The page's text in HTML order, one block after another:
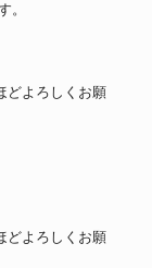
。
どよろしくお願
どよろしくお願